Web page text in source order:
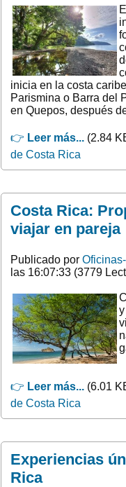
inicia en la costa
Parismina o Barra del
en Quepos, después
👉 Leer más... (2.84
de Costa Rica
Costa Rica:
viajar en pareja
Publicado por
las 16:07:33 (3779
👉 Leer más... (6.01
de Costa Rica
Experiencias
Rica